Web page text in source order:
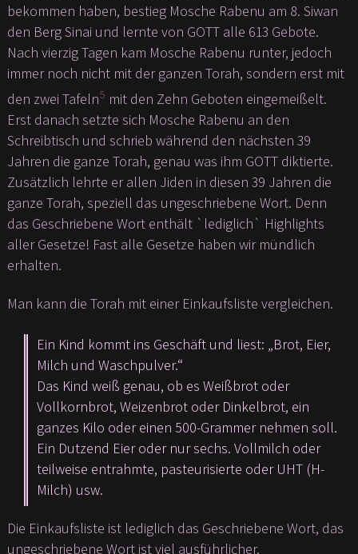
bekommen haben, bestieg Mosche Rabenu am 8. Siwan
den Berg Sinai und lernte von GOTT alle 613 Gebote.
Nach vierzig Tagen kam Mosche Rabenu runter, jedoch
immer noch nicht mit der ganzen Torah, sondern erst mit
den zwei Tafeln5 mit den Zehn Geboten eingemeißelt.
Erst danach setzte sich Mosche Rabenu an den
Schreibtisch und schrieb während den nächsten 39
Jahren die ganze Torah, genau was ihm GOTT diktierte.
Zusätzlich lehrte er allen Jiden in diesen 39 Jahren die
ganze Torah, speziell das ungeschriebene Wort. Denn
das Geschriebene Wort enthält `lediglich` Highlights
aller Gesetze! Fast alle Gesetze haben wir mündlich
erhalten.
Man kann die Torah mit einer Einkaufsliste vergleichen.
Ein Kind kommt ins Geschäft und liest: „Brot, Eier,
Milch und Waschpulver.“
Das Kind weiß genau, ob es Weißbrot oder
Vollkornbrot, Weizenbrot oder Dinkelbrot, ein
ganzes Kilo oder einen 500-Grammer nehmen soll.
Ein Dutzend Eier oder nur sechs. Vollmilch oder
teilweise entrahmte, pasteurisierte oder UHT (H-
Milch) usw.
Die Einkaufsliste ist lediglich das Geschriebene Wort, das
ungeschriebene Wort ist viel ausführlicher.